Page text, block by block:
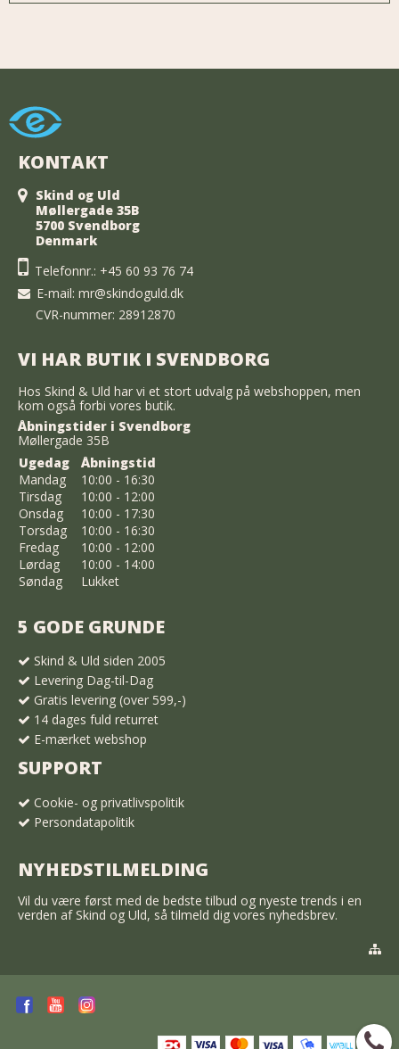
KONTAKT
Skind og Uld
Møllergade 35B
5700 Svendborg
Denmark
Telefonnr.: +45 60 93 76 74
E-mail: mr@skindoguld.dk
CVR-nummer: 28912870
VI HAR BUTIK I SVENDBORG
Hos Skind & Uld har vi et stort udvalg på webshoppen, men
kom også forbi vores butik.
Åbningstider i Svendborg
Møllergade 35B
Ugedag
Åbningstid
Mandag
10:00 - 16:30
Tirsdag
10:00 - 12:00
Onsdag
10:00 - 17:30
Torsdag
10:00 - 16:30
Fredag
10:00 - 12:00
Lørdag
10:00 - 14:00
Søndag
Lukket
5 GODE GRUNDE
Skind & Uld siden 2005
Levering Dag-til-Dag
Gratis levering (over 599,-)
14 dages fuld returret
E-mærket webshop
SUPPORT
Cookie- og privatlivspolitik
Persondatapolitik
NYHEDSTILMELDING
Vil du være først med de bedste tilbud og nyeste trends i en
verden af Skind og Uld, så tilmeld dig vores nyhedsbrev.